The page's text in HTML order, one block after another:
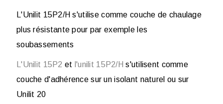
L'Unilit 15P2/H s'utilise comme couche de chaulage
plus résistante pour par exemple les
soubassements
L'Unilit 15P2 et l'unilit 15P2/Hs'utilisent comme
couche d'adhérence sur un isolant naturel ou sur
Unilit 20